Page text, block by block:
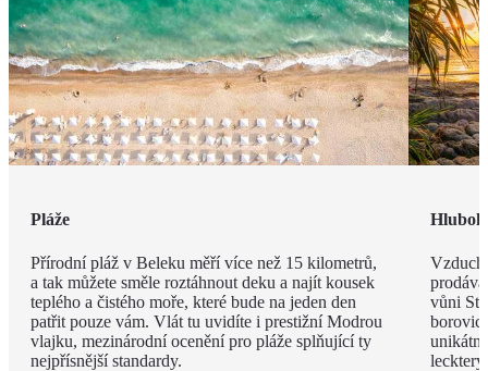
Pláže
Přírodní pláž v Beleku měří více než 15 kilometrů,
a tak můžete směle roztáhnout deku a najít kousek
teplého a čistého moře, které bude na jeden den
patřit pouze vám. Vlát tu uvidíte i prestižní Modrou
vlajku, mezinárodní ocenění pro pláže splňující ty
nejpřísnější standardy.
Vzduch
vůni
borovic